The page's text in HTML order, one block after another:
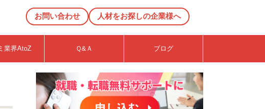
お問い合わせ 人材をお探しの企業様へ
業界AtoZ Ｑ&Ａ ブログ